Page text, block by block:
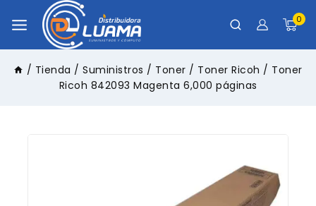
0
/ Tienda / Suministros / Toner / Toner Ricoh / Toner
Ricoh 842093 Magenta 6,000 páginas